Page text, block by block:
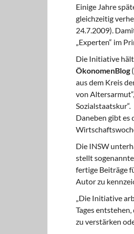
Einige Jahre
gleichzeitig
24.7.2009).
„Experten“ im
Die Initiative
ÖkonomenBlog
aus dem Kreis
von
Sozialstaatskur“.
Daneben gibt es
Die INSW
stellt
fertige Beiträge
Autor zu
„Die Initiative
Tages
zu verstärken